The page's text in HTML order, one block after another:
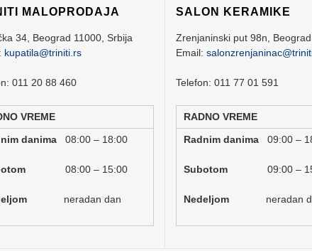
MALOPRODAJA
34, Beograd 11000, Srbija
kupatila@triniti.rs
011 20 88 460
VREME
danima 08:00 – 18:00
08:00 – 15:00
neradan dan
SALON KERAMIKE
Zrenjaninski put 98n, Beograd
Email:
Telefon: 011 77 01 591
RADNO VREME
Radnim danima 09:00 –
Subotom 09:00 –
Nedeljom neradan